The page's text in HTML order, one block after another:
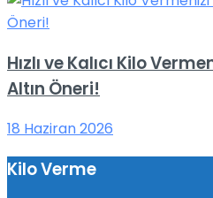
Hızlı ve Kalıcı Kilo
Altın Öneri!
18 Haziran 2026
Kilo Verme